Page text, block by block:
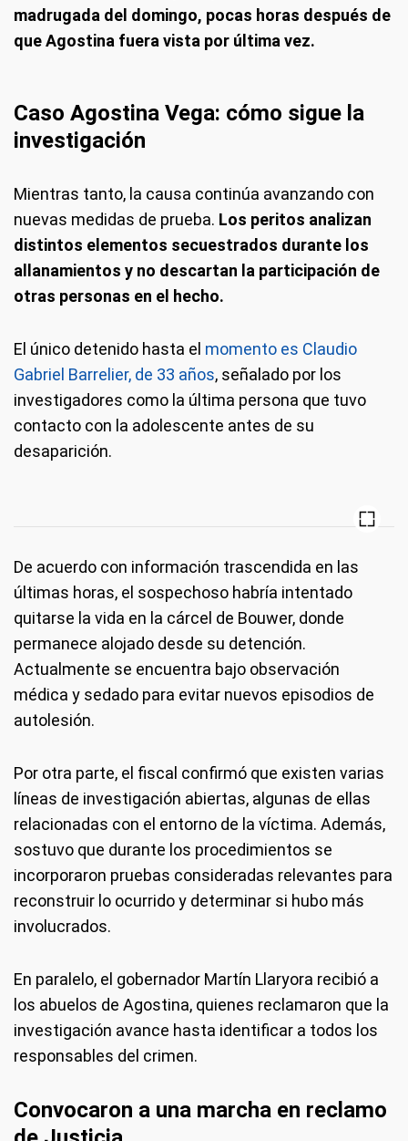
madrugada del domingo, pocas horas después de
que Agostina fuera vista por última vez.
Caso Agostina Vega: cómo sigue la
investigación
Mientras tanto, la causa continúa avanzando con
nuevas medidas de prueba. Los peritos analizan
distintos elementos secuestrados durante los
allanamientos y no descartan la participación de
otras personas en el hecho.
El único detenido hasta el momento es Claudio
Gabriel Barrelier, de 33 años, señalado por los
investigadores como la última persona que tuvo
contacto con la adolescente antes de su
desaparición.
De acuerdo con información trascendida en las
últimas horas, el sospechoso habría intentado
quitarse la vida en la cárcel de Bouwer, donde
permanece alojado desde su detención.
Actualmente se encuentra bajo observación
médica y sedado para evitar nuevos episodios de
autolesión.
Por otra parte, el fiscal confirmó que existen varias
líneas de investigación abiertas, algunas de ellas
relacionadas con el entorno de la víctima. Además,
sostuvo que durante los procedimientos se
incorporaron pruebas consideradas relevantes para
reconstruir lo ocurrido y determinar si hubo más
involucrados.
En paralelo, el gobernador Martín Llaryora recibió a
los abuelos de Agostina, quienes reclamaron que la
investigación avance hasta identificar a todos los
responsables del crimen.
Convocaron a una marcha en reclamo